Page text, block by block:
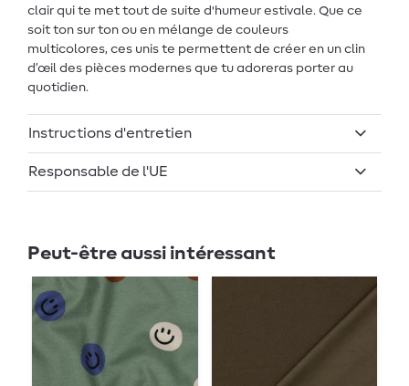
clair qui te met tout de suite d'humeur estivale. Que ce
soit ton sur ton ou en mélange de couleurs
multicolores, ces unis te permettent de créer en un clin
d’œil des pièces modernes que tu adoreras porter au
quotidien.
Instructions d'entretien
Responsable de l'UE
Peut-être aussi intéressant